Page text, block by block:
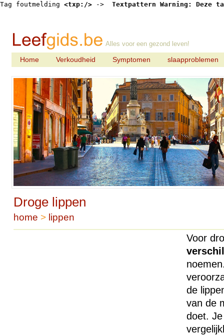
Tag foutmelding <txp:/> -> Textpattern Warning: Deze
Alles voor een gezond leven!
Home Verkoudheid Symptomen slaapproblemen
Droge lippen
home > lippen
Voor
de
van de
doet.